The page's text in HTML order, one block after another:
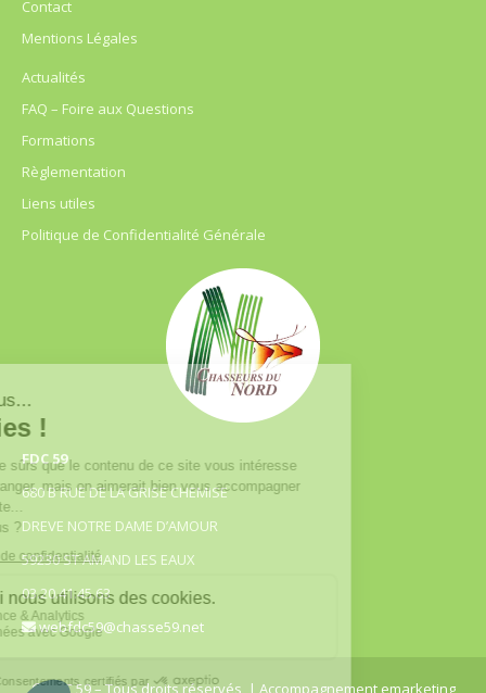
Contact
Mentions Légales
Actualités
FAQ – Foire aux Questions
Formations
Règlementation
Liens utiles
Politique de Confidentialité Générale
FDC 59
680 B RUE DE LA GRISE CHEMISE
DREVE NOTRE DAME D’AMOUR
59230 ST AMAND LES EAUX
03.20.41.45.63
webfdc59@chasse59.net
© FDC 59 – Tous droits réservés | Accompagnement emarketing